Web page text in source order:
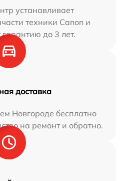
устанавливает
техники Canon и
гарантию до 3 лет.
доставка
Новгороде бесплатно
на ремонт и обратно.